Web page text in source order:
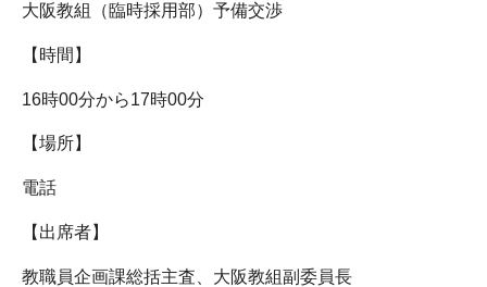
大阪教組（臨時採用部）予備交渉
【時間】
16時00分から17時00分
【場所】
電話
【出席者】
教職員企画課総括主査、大阪教組副委員長